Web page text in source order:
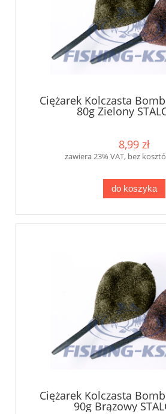
Ciężarek Kolczasta
80g Zielony
8,99 zł
zawiera 23% VAT, bez
do koszyka
Ciężarek Kolczasta
90g Brązowy